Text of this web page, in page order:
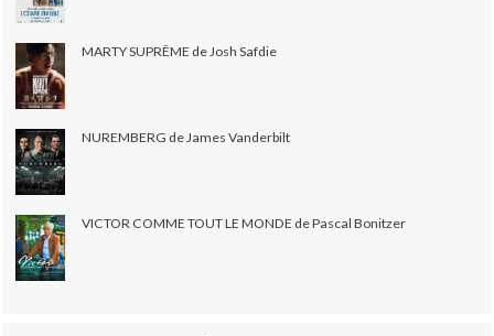
MARTY SUPRÊME de Josh Safdie
NUREMBERG de James Vanderbilt
VICTOR COMME TOUT LE MONDE de Pascal Bonitzer